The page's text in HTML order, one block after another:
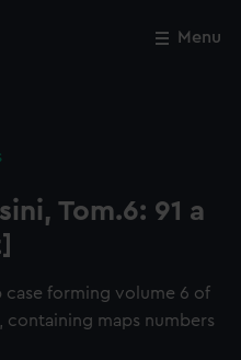
Menu
Tom.6: 91 a
case forming volume 6 of
containing maps numbers
Close